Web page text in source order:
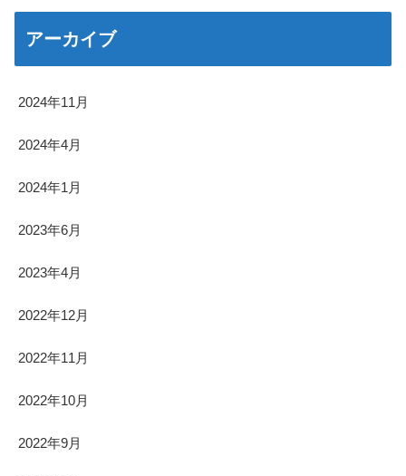
アーカイブ
2024年11月
2024年4月
2024年1月
2023年6月
2023年4月
2022年12月
2022年11月
2022年10月
2022年9月